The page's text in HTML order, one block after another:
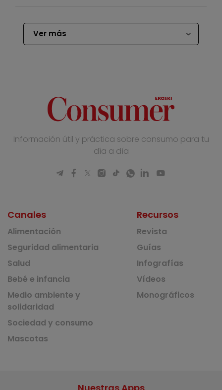
Ver más
Información útil y práctica sobre consumo para tu
día a día
Canales
Alimentación
Seguridad alimentaria
Salud
Bebé e infancia
Medio ambiente y
solidaridad
Sociedad y consumo
Mascotas
Recursos
Revista
Guías
Infografías
Vídeos
Monográficos